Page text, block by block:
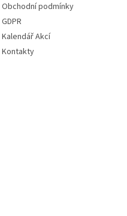
Obchodní podmínky
GDPR
Kalendář Akcí
Kontakty